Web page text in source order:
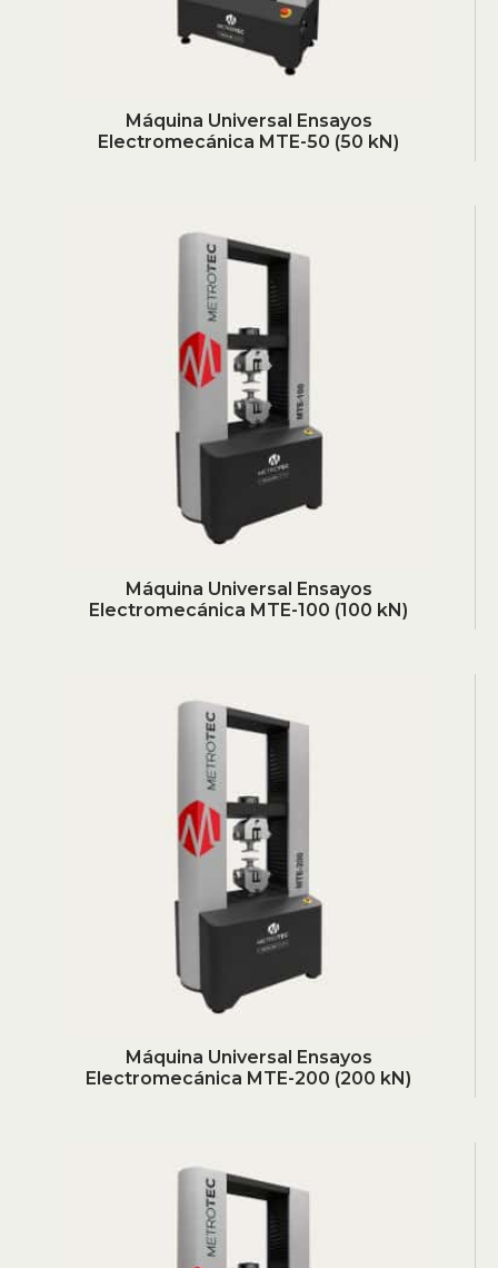
Máquina Universal Ensayos
Electromecánica MTE-50 (50 kN)
Máquina Universal Ensayos
Electromecánica MTE-100 (100 kN)
Máquina Universal Ensayos
Electromecánica MTE-200 (200 kN)